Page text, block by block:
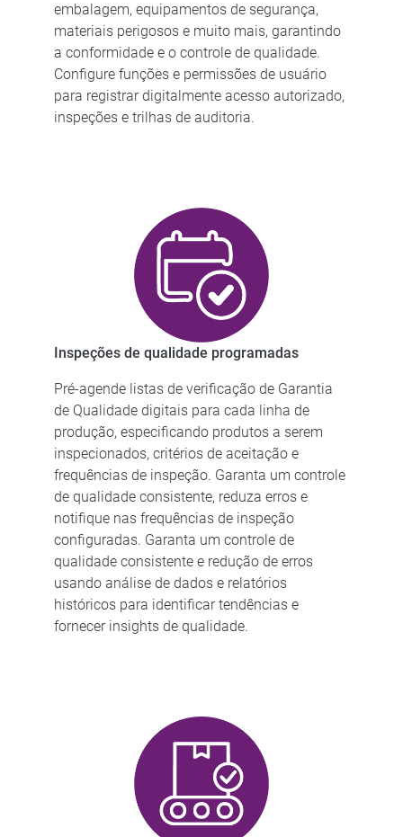
embalagem, equipamentos de segurança,
materiais perigosos e muito mais, garantindo
a conformidade e o controle de qualidade.
Configure funções e permissões de usuário
para registrar digitalmente acesso autorizado,
inspeções e trilhas de auditoria.
Inspeções de qualidade programadas
Pré-agende listas de verificação de Garantia
de Qualidade digitais para cada linha de
produção, especificando produtos a serem
inspecionados, critérios de aceitação e
frequências de inspeção. Garanta um controle
de qualidade consistente, reduza erros e
notifique nas frequências de inspeção
configuradas. Garanta um controle de
qualidade consistente e redução de erros
usando análise de dados e relatórios
históricos para identificar tendências e
fornecer insights de qualidade.